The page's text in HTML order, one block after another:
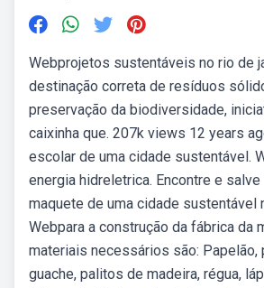
Webprojetos sustentáveis no rio de
destinação correta de resíduos
preservação da biodiversidade,
caixinha que. 207k views 12 years
escolar de uma cidade sustentável.
energia hidreletrica. Encontre e
maquete de uma cidade sustentável
Webpara a construção da fábrica da
materiais necessários são: Papelão,
guache, palitos de madeira, régua,